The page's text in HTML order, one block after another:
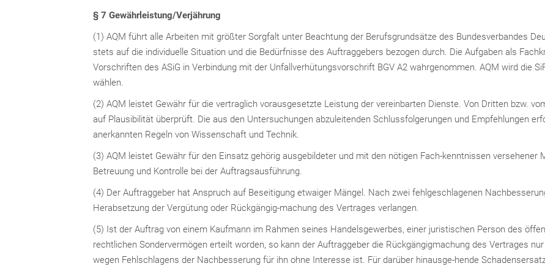
§ 7 Gewährleistung/Verjährung
(1) AQM führt alle Arbeiten mit größter Sorgfalt unter Beachtung der Berufsgrundsätze des Bundesverbandes
stets auf die individuelle Situation und die Bedürfnisse des Auftraggebers bezogen durch. Die Aufgaben als
Vorschriften des ASiG in Verbindung mit der Unfallverhütungsvorschrift BGV A2 wahrgenommen. AQM wird die
wählen.
(2) AQM leistet Gewähr für die vertraglich vorausgesetzte Leistung der vereinbarten Dienste. Von Dritten bzw.
auf Plausibilität überprüft. Die aus den Untersuchungen abzuleitenden Schlussfolgerungen und Empfehlungen
anerkannten Regeln von Wissenschaft und Technik.
(3) AQM leistet Gewähr für den Einsatz gehörig ausgebildeter und mit den nötigen Fach-kenntnissen
Betreuung und Kontrolle bei der Auftragsausführung.
(4) Der Auftraggeber hat Anspruch auf Beseitigung etwaiger Mängel. Nach zwei fehlgeschlagenen
Herabsetzung der Vergütung oder Rückgängig-machung des Vertrages verlangen.
(5) Ist der Auftrag von einem Kaufmann im Rahmen seines Handelsgewerbes, einer juristischen Person des
rechtlichen Sondervermögen erteilt worden, so kann der Auftraggeber die Rückgängigmachung des Vertrages
wegen Fehlschlagens der Nachbesserung für ihn ohne Interesse ist. Für darüber hinausge-hende